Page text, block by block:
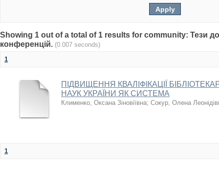
Showing 1 out of a total of 1 results for community: Тези
конференцій. (0.007 seconds)
1
ПІДВИЩЕННЯ КВАЛІФІКАЦІЇ
НАУК УКРАЇНИ ЯК СИСТЕМА
Клименко, Оксана Зіновіївна; Сокур, Олена
1